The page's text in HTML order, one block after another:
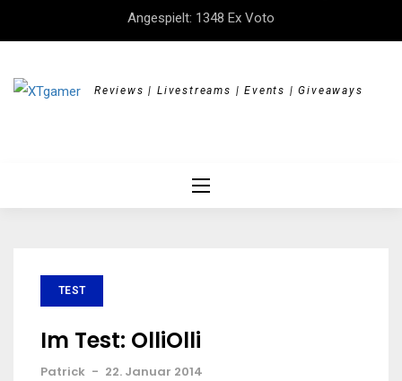
Angespielt: 1348 Ex Voto
Reviews | Livestreams | Events | Giveaways
TEST
Im Test: OlliOlli
Patrick - 22. Januar 2014